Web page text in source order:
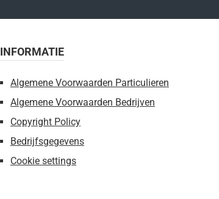
INFORMATIE
Algemene Voorwaarden Particulieren
Algemene Voorwaarden Bedrijven
Copyright Policy
Bedrijfsgegevens
Cookie settings